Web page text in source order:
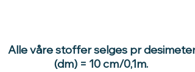
tørketrommel
Selges pr dm/10 cm. Ønsker du
Alle våre stoffer selges pr desimeter
(dm) = 10 cm/0,1m.